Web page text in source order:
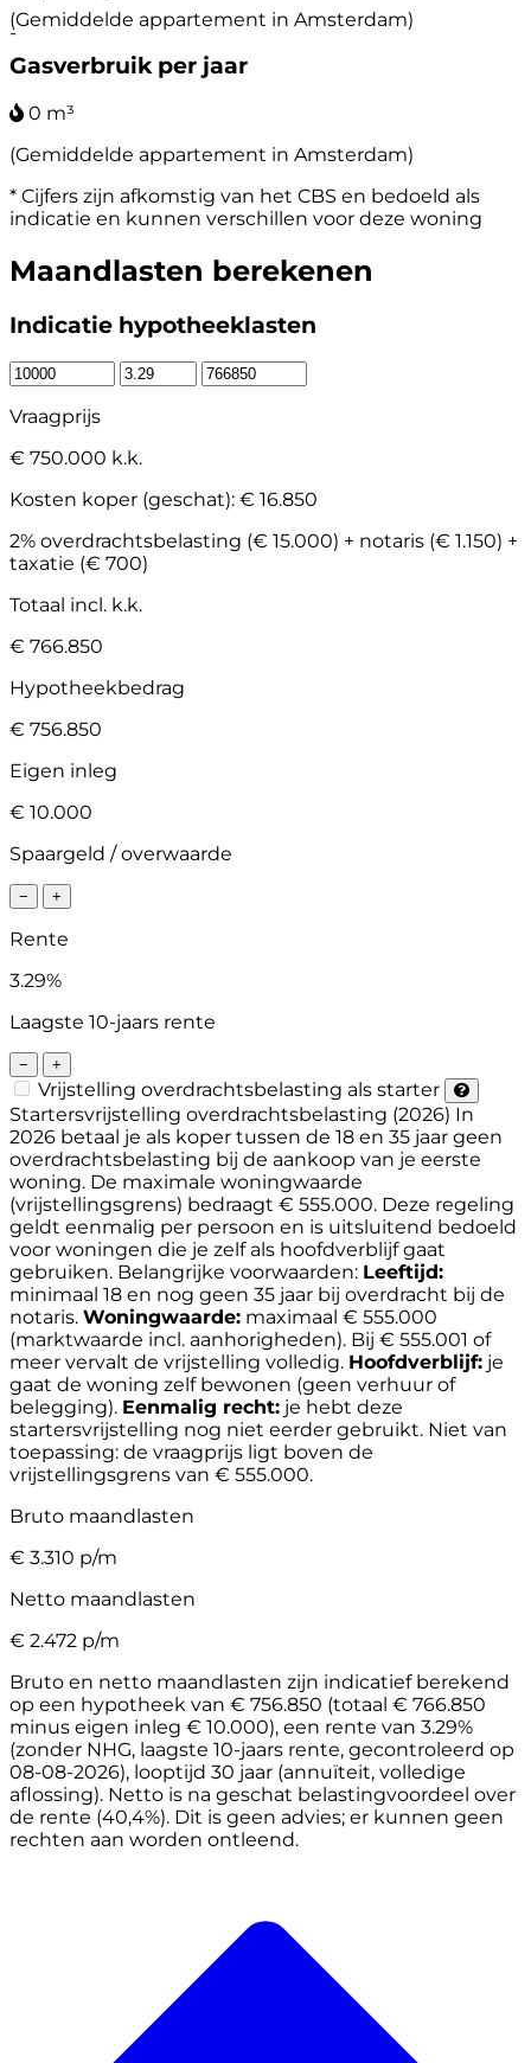
-
(Gemiddelde appartement in Amsterdam)
Gasverbruik per jaar
0 m³
(Gemiddelde appartement in Amsterdam)
* Cijfers zijn afkomstig van het CBS en bedoeld als
indicatie en kunnen verschillen voor deze woning
Maandlasten berekenen
Indicatie hypotheeklasten
Vraagprijs
€ 750.000 k.k.
Kosten koper (geschat): € 16.850
2% overdrachtsbelasting (€ 15.000) + notaris (€ 1.150) +
taxatie (€ 700)
Totaal incl. k.k.
€ 766.850
Hypotheekbedrag
€ 756.850
Eigen inleg
€ 10.000
Spaargeld / overwaarde
− +
Rente
3.29%
Laagste 10-jaars rente
− +
Vrijstelling overdrachtsbelasting als starter
Startersvrijstelling overdrachtsbelasting (2026) In
2026 betaal je als koper tussen de 18 en 35 jaar geen
overdrachtsbelasting bij de aankoop van je eerste
woning. De maximale woningwaarde
(vrijstellingsgrens) bedraagt € 555.000. Deze regeling
geldt eenmalig per persoon en is uitsluitend bedoeld
voor woningen die je zelf als hoofdverblijf gaat
gebruiken. Belangrijke voorwaarden: Leeftijd:
minimaal 18 en nog geen 35 jaar bij overdracht bij de
notaris. Woningwaarde: maximaal € 555.000
(marktwaarde incl. aanhorigheden). Bij € 555.001 of
meer vervalt de vrijstelling volledig. Hoofdverblijf: je
gaat de woning zelf bewonen (geen verhuur of
belegging). Eenmalig recht: je hebt deze
startersvrijstelling nog niet eerder gebruikt. Niet van
toepassing: de vraagprijs ligt boven de
vrijstellingsgrens van € 555.000.
Bruto maandlasten
€ 3.310 p/m
Netto maandlasten
€ 2.472 p/m
Bruto en netto maandlasten zijn indicatief berekend
op een hypotheek van € 756.850 (totaal € 766.850
minus eigen inleg € 10.000), een rente van 3.29%
(zonder NHG, laagste 10-jaars rente, gecontroleerd op
08-08-2026), looptijd 30 jaar (annuïteit, volledige
aflossing). Netto is na geschat belastingvoordeel over
de rente (40,4%). Dit is geen advies; er kunnen geen
rechten aan worden ontleend.